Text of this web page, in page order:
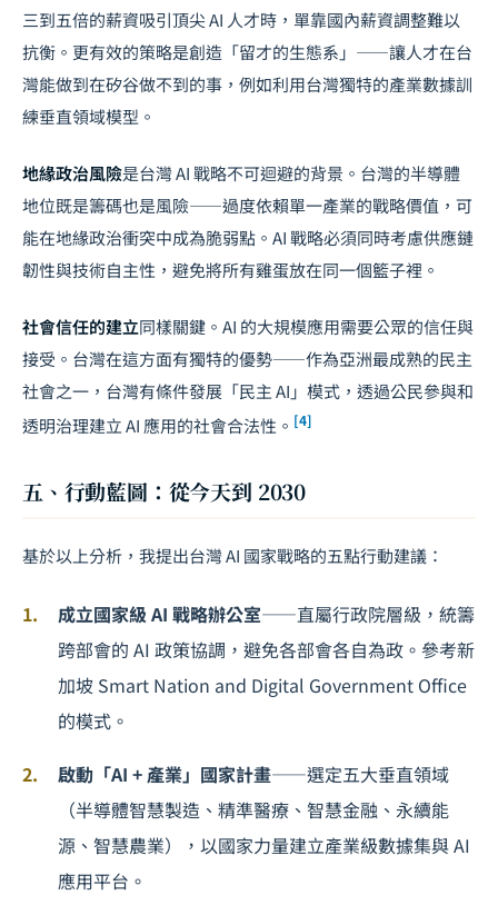
三到五倍的薪資吸引頂尖 AI 人才時，單靠國內薪資調整難以
抗衡。更有效的策略是創造「留才的生態系」——讓人才在台
灣能做到在矽谷做不到的事，例如利用台灣獨特的產業數據訓
練垂直領域模型。
地緣政治風險是台灣 AI 戰略不可迴避的背景。台灣的半導體
地位既是籌碼也是風險——過度依賴單一產業的戰略價值，可
能在地緣政治衝突中成為脆弱點。AI 戰略必須同時考慮供應鏈
韌性與技術自主性，避免將所有雞蛋放在同一個籃子裡。
社會信任的建立同樣關鍵。AI 的大規模應用需要公眾的信任與
接受。台灣在這方面有獨特的優勢——作為亞洲最成熟的民主
社會之一，台灣有條件發展「民主 AI」模式，透過公民參與和
透明治理建立 AI 應用的社會合法性。 [4]
五、行動藍圖：從今天到 2030
基於以上分析，我提出台灣 AI 國家戰略的五點行動建議：
成立國家級 AI 戰略辦公室——直屬行政院層級，統籌
跨部會的 AI 政策協調，避免各部會各自為政。參考新
加坡 Smart Nation and Digital Government Office
的模式。
啟動「AI + 產業」國家計畫——選定五大垂直領域
（半導體智慧製造、精準醫療、智慧金融、永續能
源、智慧農業），以國家力量建立產業級數據集與 AI
應用平台。